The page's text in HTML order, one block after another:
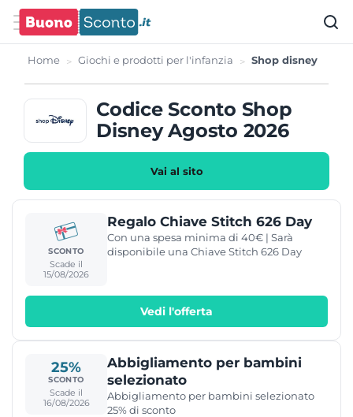
Home Giochi e prodotti per l'infanzia Shop disney
Codice Sconto Shop
Disney Agosto 2026
Vai al sito
SCONTO
Scade il
15/08/2026
Regalo Chiave Stitch 626 Day
Con una spesa minima di 40€ | Sarà
disponibile una Chiave Stitch 626 Day
Vedi l'offerta
25%
SCONTO
Scade il
16/08/2026
Abbigliamento per bambini
selezionato
Abbigliamento per bambini selezionato
25% di sconto